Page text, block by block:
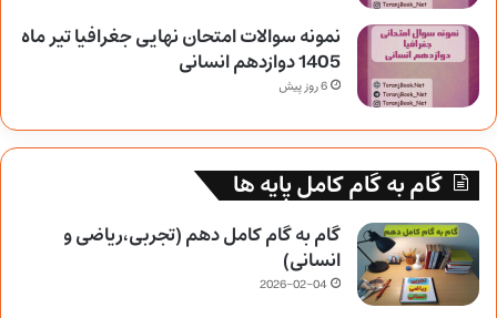
نمونه سوالات امتحان نهایی جغرافیا تیر ماه
1405 دوازدهم انسانی
6 روز پیش
گام به گام کامل پایه ها
گام به گام کامل دهم (تجربی،ریاضی و
انسانی)
2026-02-04